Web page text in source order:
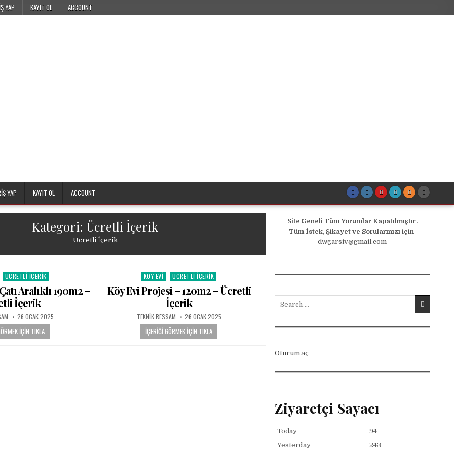
YAP KAYIT OL ACCOUNT
YAP KAYIT OL ACCOUNT
Kategori: Ücretli İçerik
Ücretli İçerik
ÜCRETLI İÇERIK
Aralıklı 190m2 –
İçerik
PUBLISHED DATE:
26 OCAK 2025
İÇIN TIKLA
Posted in
KÖY EVI ÜCRETLI İÇERIK
Köy Evi Projesi – 120m2 – Ücretli
İçerik
AUTHOR:
TEKNIK RESSAM PUBLISHED DATE:
26 OCAK 2025
İÇERIĞI GÖRMEK İÇIN TIKLA
Site Geneli Tüm Yorumlar Kapatılmıştır.
Tüm İstek, Şikayet ve Sorularınızı için
dwgarsiv@gmail.com
Oturum aç
Ziyaretçi Sayacı
Today
94
Yesterday
243